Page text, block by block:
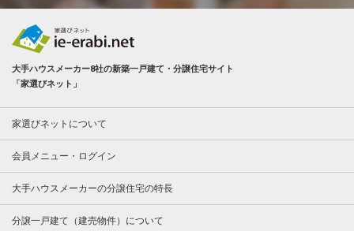
大手ハウスメーカー8社の新築一戸建て・分譲住宅サイト
「家選びネット」
家選びネットについて
会員メニュー・ログイン
大手ハウスメーカーの分譲住宅の特長
分譲一戸建て（建売物件）について